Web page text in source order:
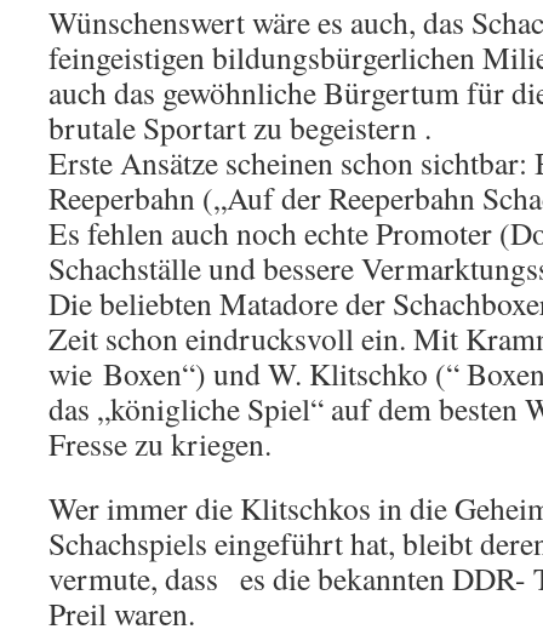
Wünschenswert wäre es auch, das
feingeistigen bildungsbürgerlichen
auch das gewöhnliche Bürgertum für
brutale Sportart zu begeistern .
Erste Ansätze scheinen schon
Reeperbahn („Auf der Reeperbahn
Es fehlen auch noch echte Promoter
Schachställe und bessere
Die beliebten Matadore der
Zeit schon eindrucksvoll ein. Mit
wie Boxen“) und W. Klitschko (“
das „königliche Spiel“ auf dem besten
Fresse zu kriegen.
Wer immer die Klitschkos in die
Schachspiels eingeführt hat, bleibt
vermute, dass es die bekannten
Preil waren.